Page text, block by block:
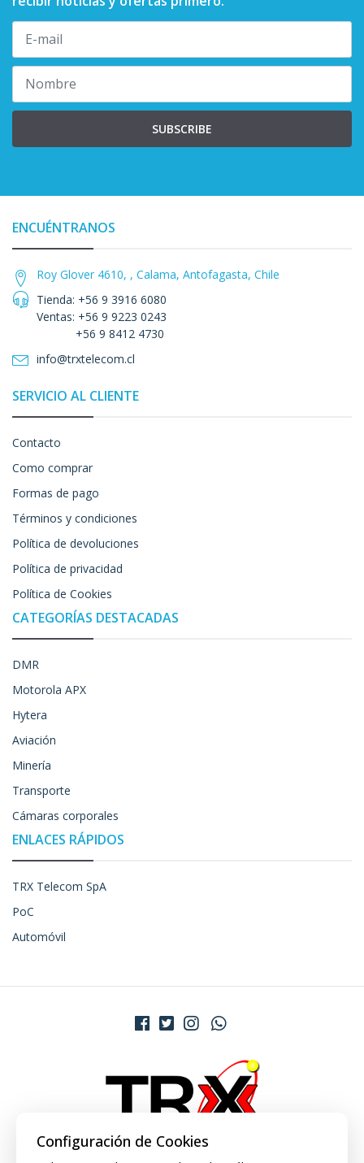
SUBSCRIBE
ENCUÉNTRANOS
Roy Glover 4610, , Calama, Antofagasta, Chile
Tienda: +56 9 3916 6080
Ventas: +56 9 9223 0243
+56 9 8412 4730
info@trxtelecom.cl
SERVICIO AL CLIENTE
Contacto
Como comprar
Formas de pago
Términos y condiciones
Política de devoluciones
Política de privacidad
Política de Cookies
CATEGORÍAS DESTACADAS
DMR
Motorola APX
Hytera
Aviación
Minería
Transporte
Cámaras corporales
ENLACES RÁPIDOS
TRX Telecom SpA
PoC
Automóvil
Configuración de Cookies